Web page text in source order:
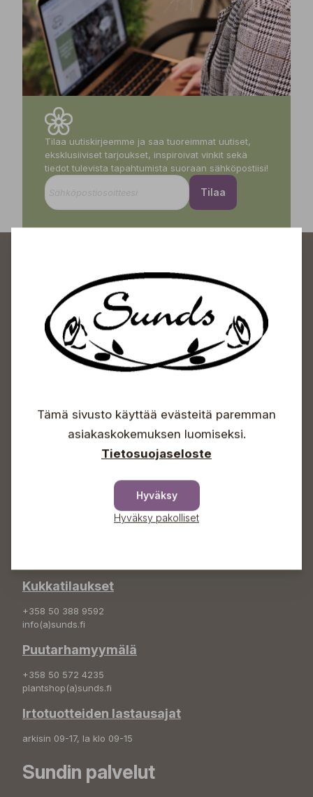
Tilaa uutiskirjeemme ja saa tuoreimmat uutiset,
eksklusiiviset tarjoukset, inspiroivat vinkit sekä
tiedot tulevista tapahtumista suoraan sähköpostiisi!
Tilaa
Sundin Puutarhakeskus
Sunnuntaisin Itsepalvelu
Info & vaihde
Kukkatilaukset
+358 50 388 9592
info(a)sunds.fi
Puutarhamyymälä
+358 50 572 4235
plantshop(a)sunds.fi
Irtotuotteiden lastausajat
arkisin 09-17, la klo 09-15
Sundin palvelut
Tämä sivusto käyttää evästeitä paremman
asiakaskokemuksen luomiseksi.
Tietosuojaseloste
Hyväksy
Hyväksy pakolliset